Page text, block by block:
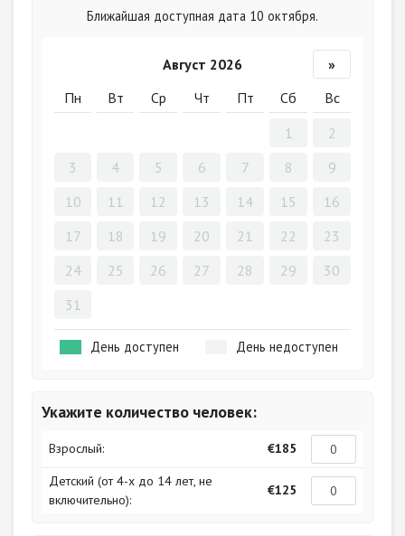
Ближайшая доступная дата 10 октября.
Август 2026
»
Пн
Вт Ср Чт Пт Сб
Вс
1
2
3
4 5 6 7 8
9
10
11 12 13 14 15
16
17
18 19 20 21 22
23
24
25 26 27 28 29
30
31
День доступен День недоступен
Укажите количество человек:
Взрослый:
€185
Детский (от 4-х до 14 лет, не
включительно):
€125